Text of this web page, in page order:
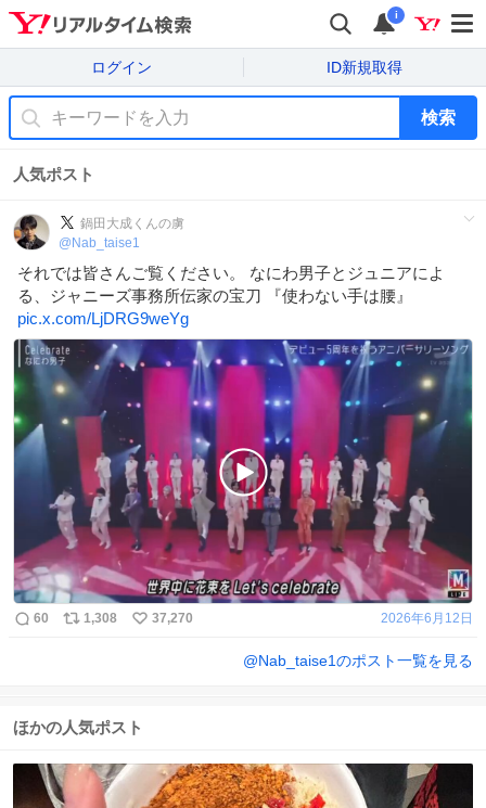
i
ログイン ID新規取得
検索
人気ポスト
鍋田大成くんの虜
@ Nab_taise1
それでは皆さんご覧ください。 なにわ男子とジュニアによ
る、ジャニーズ事務所伝家の宝刀 『使わない手は腰』
pic.x.com/LjDRG9weYg
60 1,308 37,270 2026年6月12日
@Nab_taise1のポスト一覧を見る
ほかの人気ポスト